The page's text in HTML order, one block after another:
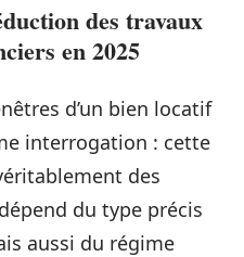
des travaux
en 2025
d’un bien locatif
interrogation : cette
des
du type précis
aussi du régime